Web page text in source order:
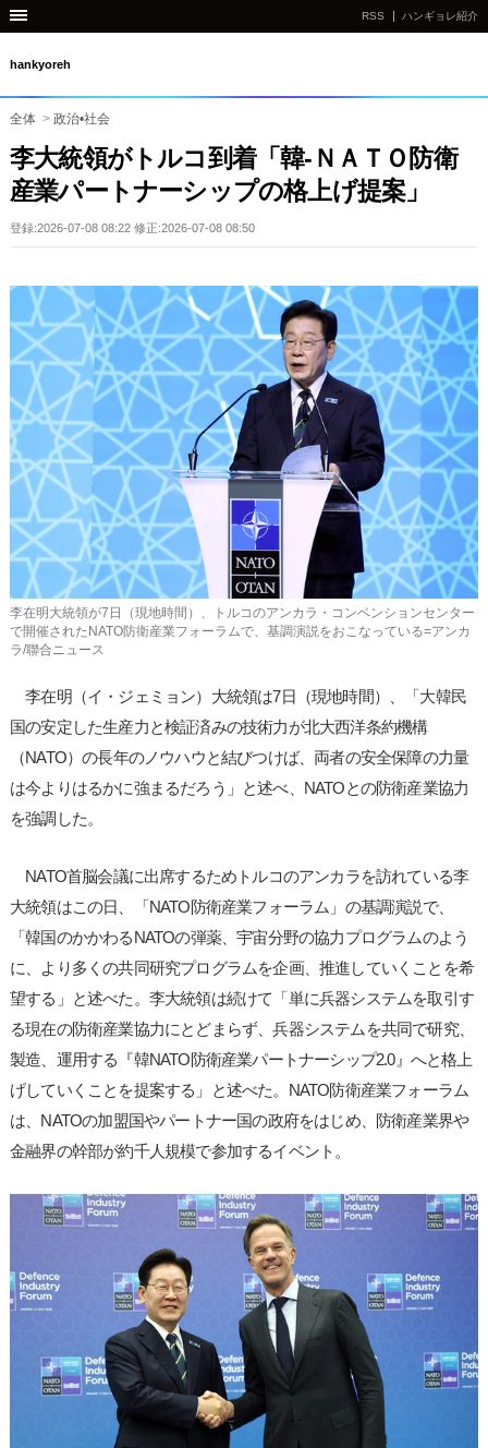
hankyoreh
RSS ハンギョレ紹介
全体 > 政治•社会
李大統領がトルコ到着「韓-ＮＡＴＯ防衛
産業パートナーシップの格上げ提案」
登録:2026-07-08 08:22 修正:2026-07-08 08:50
李在明大統領が7日（現地時間）、トルコのアンカラ・コンベンションセンター
で開催されたNATO防衛産業フォーラムで、基調演説をおこなっている=アンカ
ラ/聯合ニュース
李在明（イ・ジェミョン）大統領は7日（現地時間）、「大韓民
国の安定した生産力と検証済みの技術力が北大西洋条約機構
（NATO）の長年のノウハウと結びつけば、両者の安全保障の力量
は今よりはるかに強まるだろう」と述べ、NATOとの防衛産業協力
を強調した。
NATO首脳会議に出席するためトルコのアンカラを訪れている李
大統領はこの日、「NATO防衛産業フォーラム」の基調演説で、
「韓国のかかわるNATOの弾薬、宇宙分野の協力プログラムのよう
に、より多くの共同研究プログラムを企画、推進していくことを希
望する」と述べた。李大統領は続けて「単に兵器システムを取引す
る現在の防衛産業協力にとどまらず、兵器システムを共同で研究、
製造、運用する『韓NATO防衛産業パートナーシップ2.0』へと格上
げしていくことを提案する」と述べた。NATO防衛産業フォーラム
は、NATOの加盟国やパートナー国の政府をはじめ、防衛産業界や
金融界の幹部が約千人規模で参加するイベント。